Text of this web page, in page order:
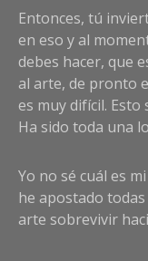
Entonces, tú
en eso y al
debes hacer, que
al arte, de pronto
es muy difícil.
Ha sido toda una
Yo no sé cuál es
he apostado
arte sobrevivir